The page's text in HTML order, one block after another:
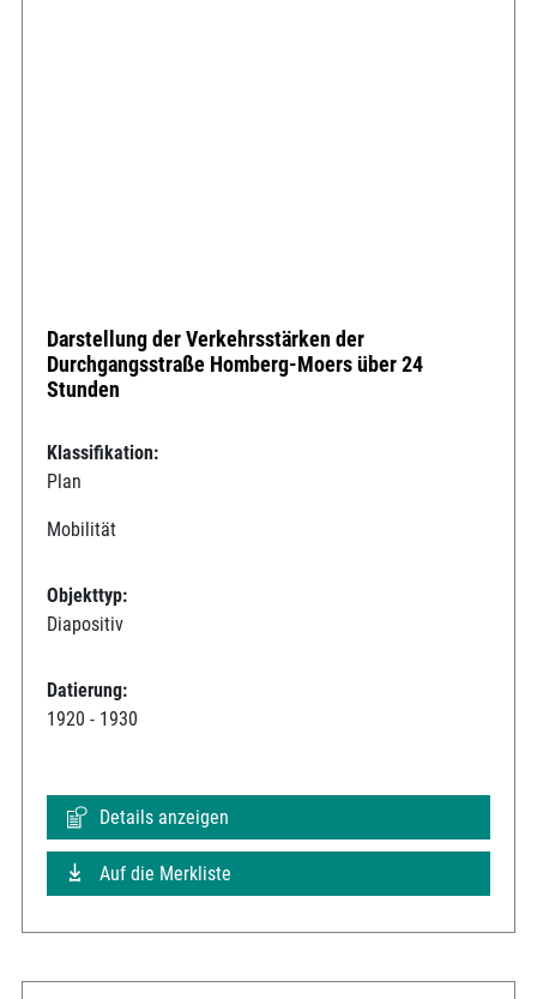
Darstellung der Verkehrsstärken der
Durchgangsstraße Homberg-Moers über 24
Stunden
Klassifikation:
Plan
Mobilität
Objekttyp:
Diapositiv
Datierung:
1920 - 1930
Details anzeigen
Auf die Merkliste